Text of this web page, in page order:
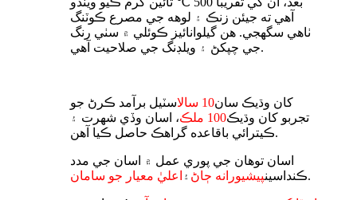
آهي ته جيئن زنڪ ۽ لوهه جي مصرع ڪوٽنگ
ٺاهي سگهجي. هن گيلوانائيز ڪوئلي ۾ سٺي رنگ
جي چپکڻ ۽ ويلڊنگ جي صلاحيت آهي.
کان وڌيڪ سان10 سال
اسٽيل برآمد ڪرڻ جو
تجربو کان وڌيڪ100 ملڪ
، اسان وڏي شهرت ۽
ڪيترائي باقاعده گراهڪ حاصل ڪيا آهن.
اسان توهان جي پوري عمل ۾ اسان جي مدد
ڪنداسينپيشيورانه ڄاڻ ۽ اعليٰ معيار جو سامان .